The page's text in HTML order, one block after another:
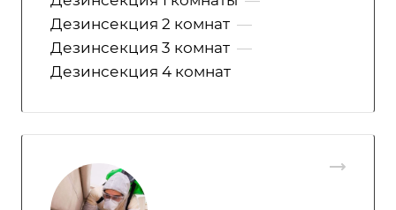
Дезинсекция 2 комнат —
Дезинсекция 3 комнат —
Дезинсекция 4 комнат